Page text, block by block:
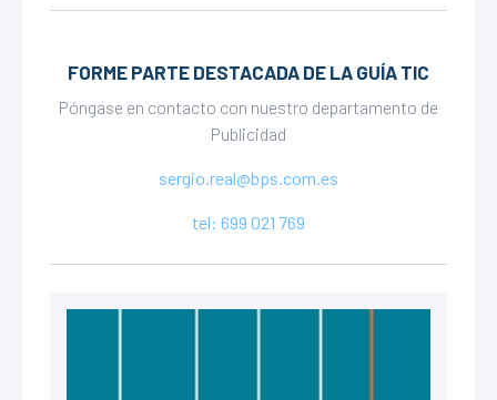
FORME PARTE DESTACADA DE LA GUÍA TIC
Póngase en contacto con nuestro departamento de
Publicidad
sergio.real@bps.com.es
tel: 699 021 769